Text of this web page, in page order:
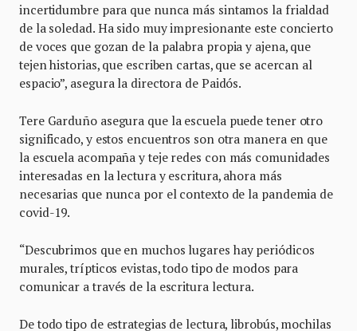
incertidumbre para que nunca más sintamos la frialdad
de la soledad. Ha sido muy impresionante este concierto
de voces que gozan de la palabra propia y ajena, que
tejen historias, que escriben cartas, que se acercan al
espacio”, asegura la directora de Paidós.
Tere Garduño asegura que la escuela puede tener otro
significado, y estos encuentros son otra manera en que
la escuela acompaña y teje redes con más comunidades
interesadas en la lectura y escritura, ahora más
necesarias que nunca por el contexto de la pandemia de
covid-19.
“Descubrimos que en muchos lugares hay periódicos
murales, trípticos evistas, todo tipo de modos para
comunicar a través de la escritura lectura.
De todo tipo de estrategias de lectura, librobús, mochilas